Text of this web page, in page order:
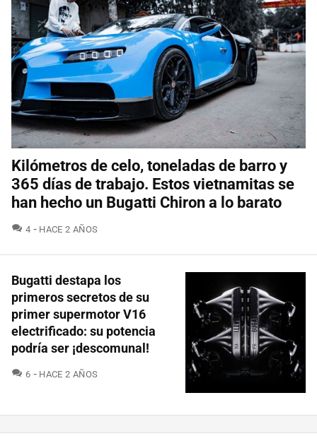
Kilómetros de celo, toneladas de barro y
365 días de trabajo. Estos vietnamitas se
han hecho un Bugatti Chiron a lo barato
4 COMENTARIOS
HACE 2 AÑOS
Bugatti destapa los
primeros secretos de su
primer supermotor V16
electrificado: su potencia
podría ser ¡descomunal!
6 COMENTARIOS
HACE 2 AÑOS